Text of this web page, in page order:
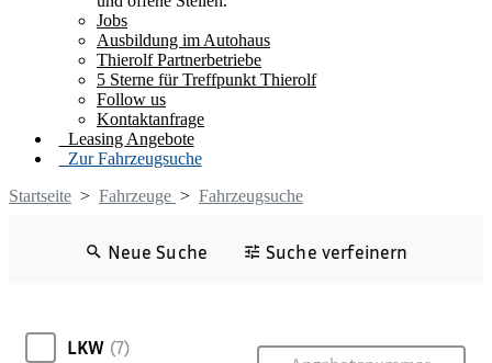
Jobs
Ausbildung im Autohaus
Thierolf Partnerbetriebe
5 Sterne für Treffpunkt Thierolf
Follow us
Kontaktanfrage
Leasing Angebote
Zur Fahrzeugsuche
Startseite > Fahrzeuge > Fahrzeugsuche
Neue Suche Suche verfeinern
LKW (7)